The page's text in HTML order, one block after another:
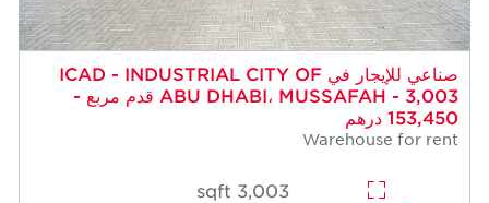
صناعي للإيجار في ICAD - INDUSTRIAL CITY OF
ABU DHABI، MUSSAFAH - 3,003 قدم مربع -
153,450 درهم
Warehouse for rent
3,003 sqft